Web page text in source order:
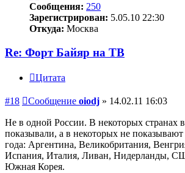
Сообщения: 250
Зарегистрирован: 5.05.10 22:30
Откуда: Москва
Re: Форт Байяр на ТВ
Цитата
#18 Сообщение oiodj » 14.02.11 16:03
Не в одной России. В некоторых странах
показывали, а в некоторых не
года: Аргентина, Великобритания,
Испания, Италия, Ливан, Нидерланды,
Южная Корея.